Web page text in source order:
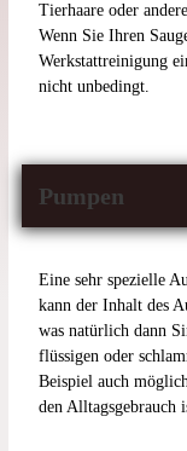
Tierhaare oder
Wenn Sie Ihren
Werkstattreinigung
nicht unbedingt.
Pumpen
Eine sehr spezielle
kann der Inhalt des
was natürlich dann
flüssigen oder
Beispiel auch
den Alltagsgebrauch